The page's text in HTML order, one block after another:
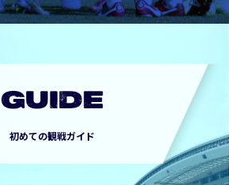
GUIDE
初めての観戦ガイド